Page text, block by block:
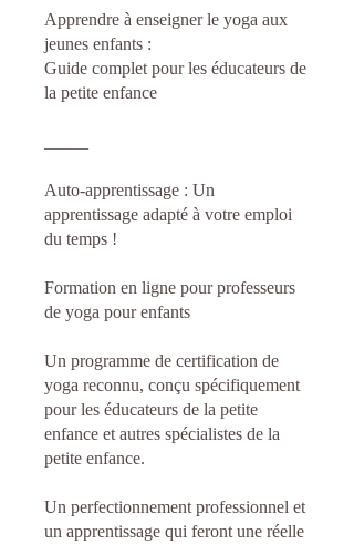
Apprendre à enseigner le yoga aux
jeunes enfants :
Guide complet pour les éducateurs de
la petite enfance
Auto-apprentissage : Un
apprentissage adapté à votre emploi
du temps !
Formation en ligne pour professeurs
de yoga pour enfants
Un programme de certification de
yoga reconnu, conçu spécifiquement
pour les éducateurs de la petite
enfance et autres spécialistes de la
petite enfance.
Un perfectionnement professionnel et
un apprentissage qui feront une réelle